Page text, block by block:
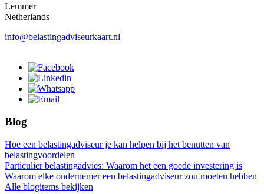
Lemmer
Netherlands
info@belastingadviseurkaart.nl
Blog
Hoe een belastingadviseur je kan helpen bij het benutten van
belastingvoordelen
Particulier belastingadvies: Waarom het een goede investering is
Waarom elke ondernemer een belastingadviseur zou moeten hebben
Alle blogitems bekijken